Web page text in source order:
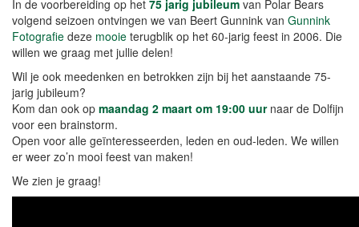
In de voorbereiding op het 75 jarig jubileum van Polar Bears
volgend seizoen ontvingen we van Beert Gunnink van Gunnink
Fotografie deze mooie terugblik op het 60-jarig feest in 2006. Die
willen we graag met jullie delen!
Wil je ook meedenken en betrokken zijn bij het aanstaande 75-
jarig jubileum?
Kom dan ook op maandag 2 maart om 19:00 uurnaar de Dolfijn
voor een brainstorm.
Open voor alle geïnteresseerden, leden en oud-leden. We willen
er weer zo’n mooi feest van maken!
We zien je graag!